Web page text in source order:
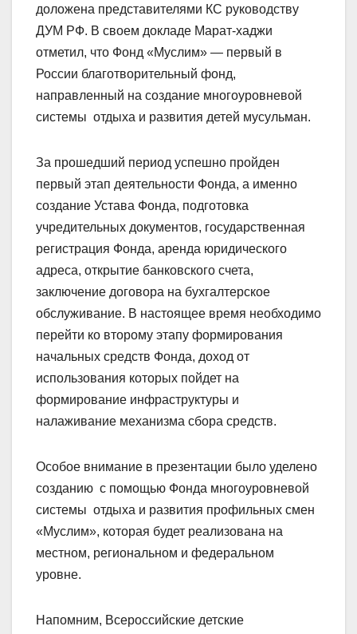
доложена представителями КС руководству
ДУМ РФ. В своем докладе Марат-хаджи
отметил, что Фонд «Муслим» — первый в
России благотворительный фонд,
направленный на создание многоуровневой
системы отдыха и развития детей мусульман.
За прошедший период успешно пройден
первый этап деятельности Фонда, а именно
создание Устава Фонда, подготовка
учредительных документов, государственная
регистрация Фонда, аренда юридического
адреса, открытие банковского счета,
заключение договора на бухгалтерское
обслуживание. В настоящее время необходимо
перейти ко второму этапу формирования
начальных средств Фонда, доход от
использования которых пойдет на
формирование инфраструктуры и
налаживание механизма сбора средств.
Особое внимание в презентации было уделено
созданию с помощью Фонда многоуровневой
системы отдыха и развития профильных смен
«Муслим», которая будет реализована на
местном, региональном и федеральном
уровне.
Напомним, Всероссийские детские